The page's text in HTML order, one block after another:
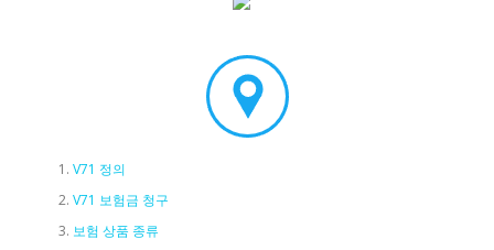
V71 정의
V71 보험금 청구
보험 상품 종류